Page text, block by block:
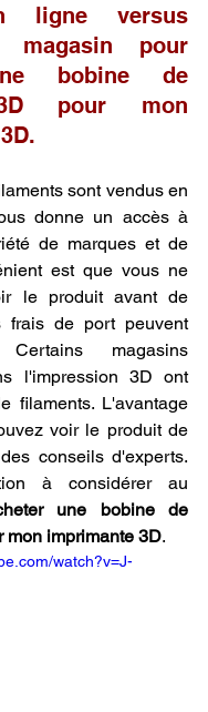
ligne versus
magasin pour
bobine de
pour mon
sont vendus en
donne un accès à
de marques et de
est que vous ne
le produit avant de
frais de port peuvent
magasins
l'impression 3D ont
filaments. L'avantage
voir le produit de
conseils d'experts.
à considérer au
une bobine de
mon imprimante 3D.
watch?v=J-